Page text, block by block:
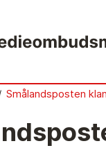
systemet
Smålandsposten